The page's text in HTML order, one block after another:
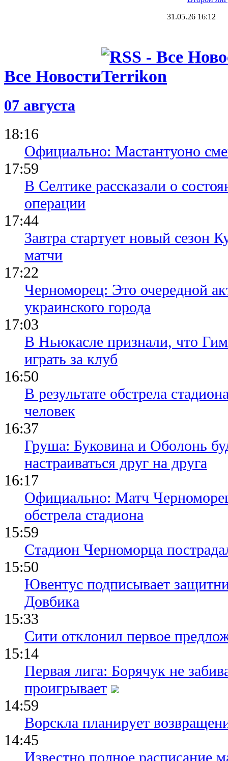
31.05.26 16:12
19.11.25 13:06
Тренер ФК
Все Новости
07 августа
18:16
Официально: Мастантуоно
17:59
В Селтике рассказали о
операции
17:44
Завтра стартует новый сезон
матчи
17:22
Черноморец: Это очередной
украинского города
17:03
В Ньюкасле признали, что
играть за клуб
16:50
В результате обстрела
человек
16:37
Груша: Буковина и Оболонь
настраиваться друг на друга
16:17
Официально: Матч
обстрела стадиона
15:59
Стадион Черноморца
15:50
Ювентус подписывает
Довбика
15:33
Сити отклонил первое
15:14
Первая лига: Борячук не
проигрывает
14:59
Ворскла планирует
14:45
Известно полное расписание